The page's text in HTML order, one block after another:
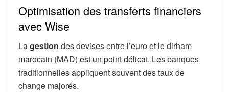
Optimisation des transferts financiers
avec Wise
Lagestion des devises entre l’euro et le dirham
marocain (MAD) est un point délicat. Les banques
traditionnelles appliquent souvent des taux de
change majorés.